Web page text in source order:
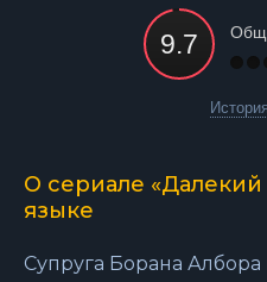
О сериале
языке
Супруга Борана